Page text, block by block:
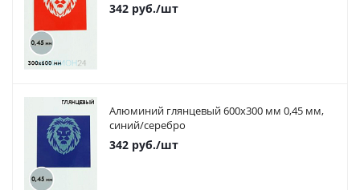
342 руб./шт
Алюминий глянцевый 600х300 мм 0,45 мм,
синий/серебро
342 руб./шт